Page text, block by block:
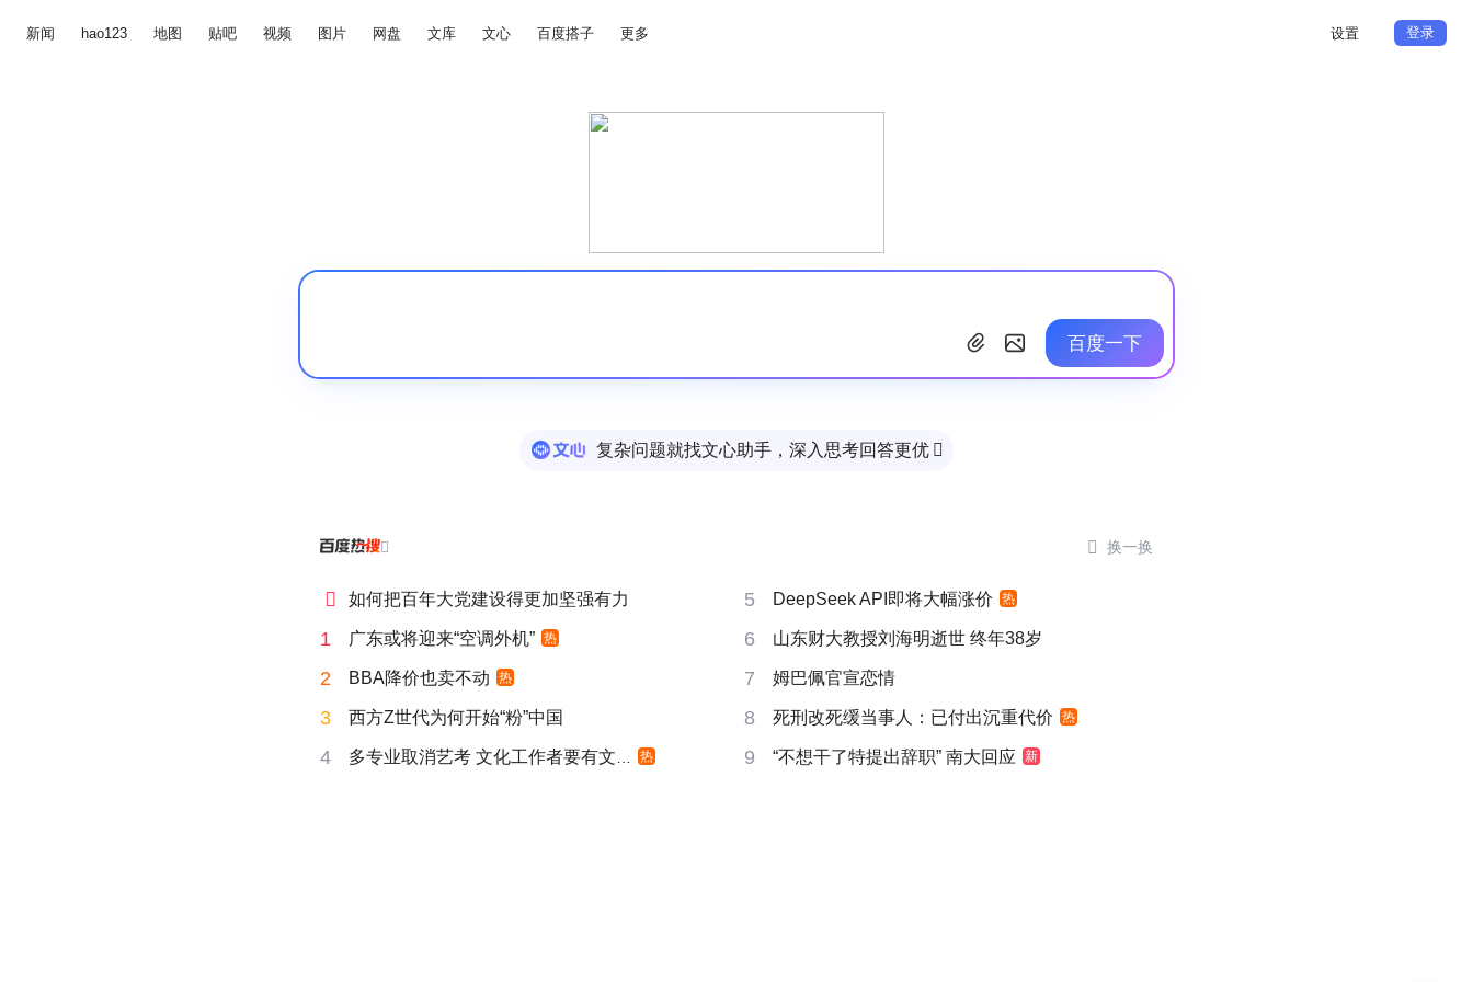
新闻 hao123 地图 贴吧 视频 图片 网盘 文库 文心 百度搭子 更多 设置 登录
百度一下
复杂问题就找文心助手，深入思考回答更优 
  换一换
 如何把百年大党建设得更加坚强有力 5 DeepSeek API即将大幅涨价 热
1 广东或将迎来“空调外机” 热 6 山东财大教授刘海明逝世 终年38岁
2 BBA降价也卖不动 热 7 姆巴佩官宣恋情
3 西方Z世代为何开始“粉”中国 8 死刑改死缓当事人：已付出沉重代价 热
4 多专业取消艺考 文化工作者要有文化 热 9 “不想干了特提出辞职” 南大回应 新